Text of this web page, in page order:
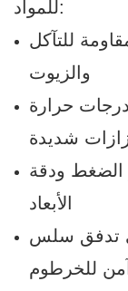
للمواد:
للتآكل
والزيوت
حرارة
الضغط ودقة
الأبعاد
تدفق سلس
للخرطوم